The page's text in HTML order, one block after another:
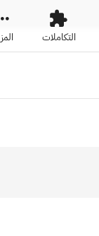
التكاملات